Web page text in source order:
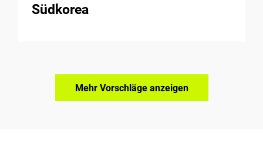
Südkorea
Mehr Vorschläge anzeigen